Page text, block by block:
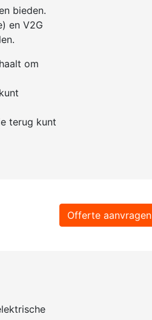
bieden.
en V2G
om
terug kunt
Offerte aanvragen